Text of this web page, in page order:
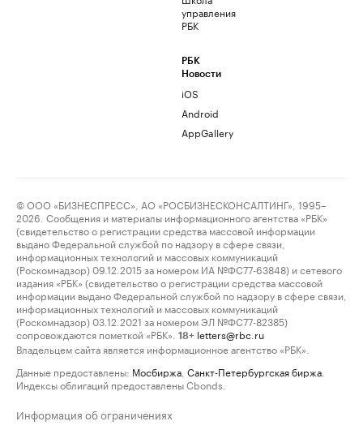
управления
РБК
РБК
Новости
iOS
Android
AppGallery
© ООО «БИЗНЕСПРЕСС», АО «РОСБИЗНЕСКОНСАЛТИНГ», 1995–
2026. Сообщения и материалы информационного агентства «РБК»
(свидетельство о регистрации средства массовой информации
выдано Федеральной службой по надзору в сфере связи,
информационных технологий и массовых коммуникаций
(Роскомнадзор) 09.12.2015 за номером ИА №ФС77-63848) и сетевого
издания «РБК» (свидетельство о регистрации средства массовой
информации выдано Федеральной службой по надзору в сфере связи,
информационных технологий и массовых коммуникаций
(Роскомнадзор) 03.12.2021 за номером ЭЛ №ФС77-82385)
сопровождаются пометкой «РБК».
18+ letters@rbc.ru
Владельцем сайта является информационное агентство «РБК».
Данные предоставлены: Мосбиржа Санкт-Петербургская биржа
Индексы облигаций предоставлены Cbonds.
Информация об ограничениях